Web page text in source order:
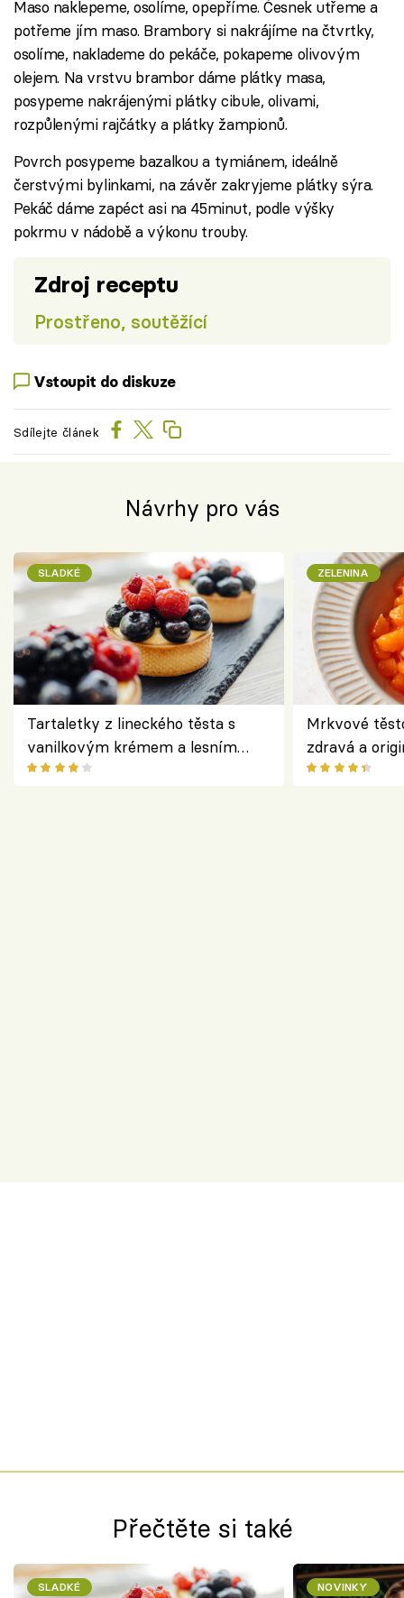
Maso naklepeme, osolíme, opepříme. Česnek utřeme a
potřeme jím maso. Brambory si nakrájíme na čtvrtky,
osolíme, naklademe do pekáče, pokapeme olivovým
olejem. Na vrstvu brambor dáme plátky masa,
posypeme nakrájenými plátky cibule, olivami,
rozpůlenými rajčátky a plátky žampionů.
Povrch posypeme bazalkou a tymiánem, ideálně
čerstvými bylinkami, na závěr zakryjeme plátky sýra.
Pekáč dáme zapéct asi na 45minut, podle výšky
pokrmu v nádobě a výkonu trouby.
Zdroj receptu
Prostřeno, soutěžící
Vstoupit do diskuze
Sdílejte článek
Návrhy pro vás
SLADKÉ
Tartaletky z lineckého těsta s
vanilkovým krémem a lesním
ovocem podle Bread Society
ZELENINA
Mrkvové
zdravá a
klasiky
Přečtěte si také
SLADKÉ NOVINKY